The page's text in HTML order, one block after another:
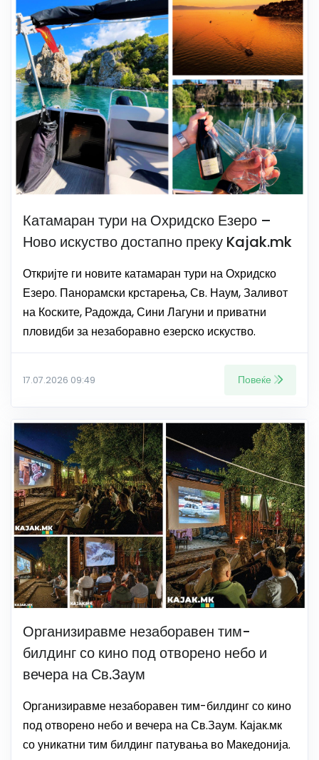
Катамаран тури на Охридско Езеро –
Ново искуство достапно преку Kajak.mk
Откријте ги новите катамаран тури на Охридско
Езеро. Панорамски крстарења, Св. Наум, Заливот
на Коските, Радожда, Сини Лагуни и приватни
пловидби за незаборавно езерско искуство.
17.07.2026 09:49 Повеќе
Организиравме незаборавен тим-
билдинг со кино под отворено небо и
вечера на Св.Заум
Организиравме незаборавен тим-билдинг со кино
под отворено небо и вечера на Св.Заум. Кајак.мк
со уникатни тим билдинг патувања во Македонија.